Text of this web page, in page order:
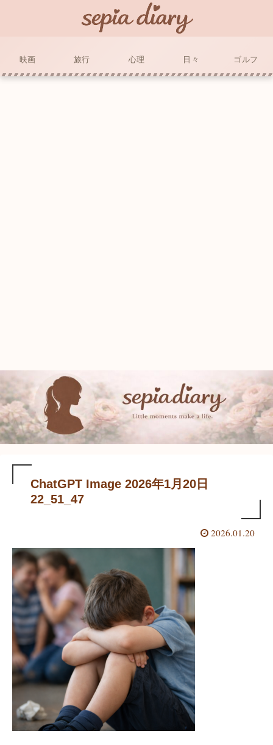
映画 旅行 心理 日々 ゴルフ
ChatGPT Image 2026年1月20日
22_51_47
2026.01.20